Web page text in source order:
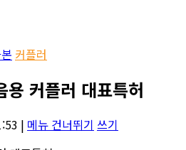
커플러
용 커플러 대표특허
| 메뉴 건너뛰기 쓰기